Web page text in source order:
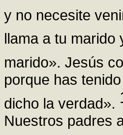
y no necesite
llama a tu marido
marido». Jesús
porque has
dicho la verdad».
Nuestros padres